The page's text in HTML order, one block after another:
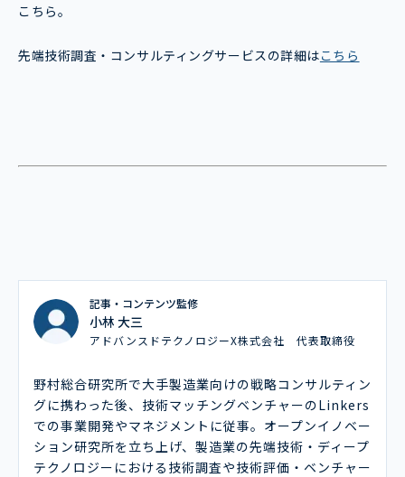
こちら。
先端技術調査・コンサルティングサービスの詳細はこちら
記事・コンテンツ監修
小林 大三
アドバンスドテクノロジーX株式会社 代表取締役
野村総合研究所で大手製造業向けの戦略コンサルティン
グに携わった後、技術マッチングベンチャーのLinkers
での事業開発やマネジメントに従事。オープンイノベー
ション研究所を立ち上げ、製造業の先端技術・ディープ
テクノロジーにおける技術調査や技術評価・ベンチャー